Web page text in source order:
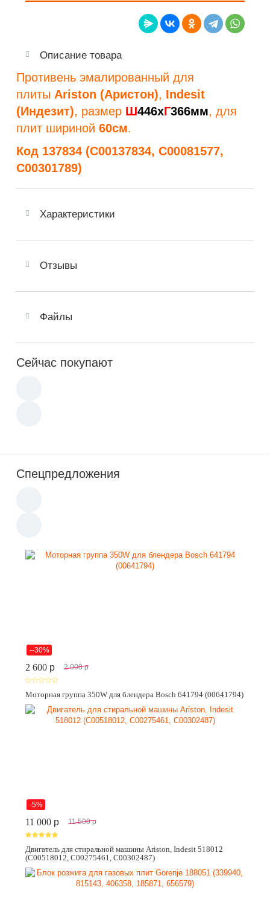
Описание товара
Противень эмалированный для
плиты Ariston (Аристон), Indesit
(Индезит), размер Ш446хГ366мм, для
плит шириной 60см.
Код 137834 (C00137834, C00081577,
C00301789)
Характеристики
Отзывы
Файлы
Сейчас покупают
Спецпредложения
--30%
2 600 p 2 000 p
Моторная группа 350W для блендера Bosch 641794 (00641794)
-5%
11 000 p 11 500 p
Двигатель для стиральной машины Ariston, Indesit 518012
(C00518012, C00275461, C00302487)